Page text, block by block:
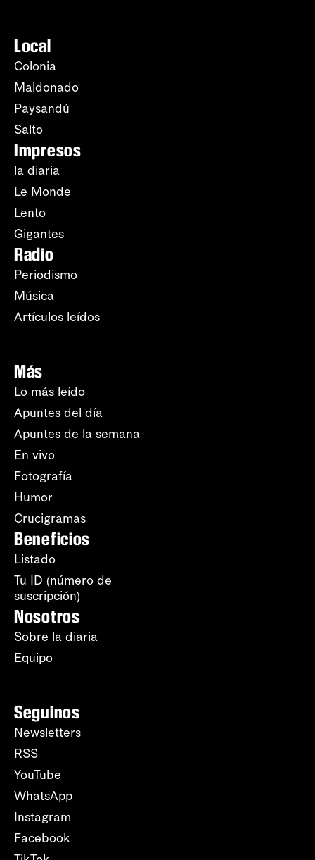
Local
Colonia
Maldonado
Paysandú
Salto
Impresos
la diaria
Le Monde
Lento
Gigantes
Radio
Periodismo
Música
Artículos leídos
Más
Lo más leído
Apuntes del día
Apuntes de la semana
En vivo
Fotografía
Humor
Crucigramas
Beneficios
Listado
Tu ID (número de
suscripción)
Nosotros
Sobre la diaria
Equipo
Seguinos
Newsletters
RSS
YouTube
WhatsApp
Instagram
Facebook